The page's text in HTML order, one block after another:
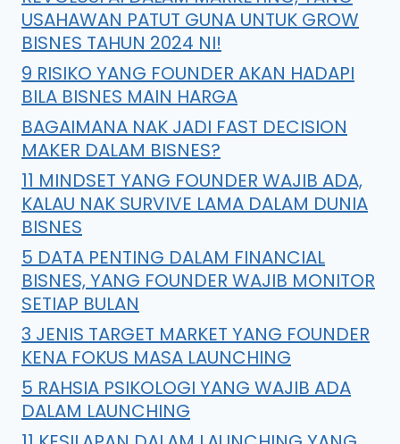
USAHAWAN PATUT GUNA UNTUK GROW
BISNES TAHUN 2024 NI!
9 RISIKO YANG FOUNDER AKAN HADAPI
BILA BISNES MAIN HARGA
BAGAIMANA NAK JADI FAST DECISION
MAKER DALAM BISNES?
11 MINDSET YANG FOUNDER WAJIB ADA,
KALAU NAK SURVIVE LAMA DALAM DUNIA
BISNES
5 DATA PENTING DALAM FINANCIAL
BISNES, YANG FOUNDER WAJIB MONITOR
SETIAP BULAN
3 JENIS TARGET MARKET YANG FOUNDER
KENA FOKUS MASA LAUNCHING
5 RAHSIA PSIKOLOGI YANG WAJIB ADA
DALAM LAUNCHING